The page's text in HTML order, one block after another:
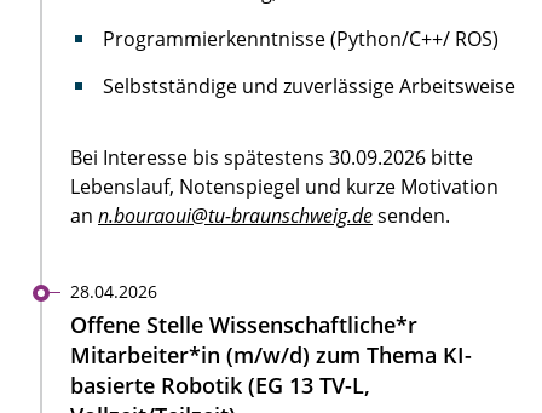
Programmierkenntnisse (Python/C++/ ROS)
Selbstständige und zuverlässige Arbeitsweise
Bei Interesse bis spätestens 30.09.2026 bitte
Lebenslauf, Notenspiegel und kurze Motivation
an n.bouraoui@tu-braunschweig.desenden.
28.04.2026
Offene Stelle Wissenschaftliche*r
Mitarbeiter*in (m/w/d) zum Thema KI-
basierte Robotik (EG 13 TV-L,